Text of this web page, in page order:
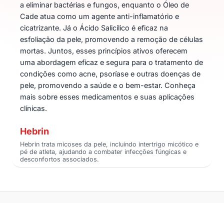
a eliminar bactérias e fungos, enquanto o Óleo de
Cade atua como um agente anti-inflamatório e
cicatrizante. Já o Ácido Salicílico é eficaz na
esfoliação da pele, promovendo a remoção de células
mortas. Juntos, esses princípios ativos oferecem
uma abordagem eficaz e segura para o tratamento de
condições como acne, psoríase e outras doenças de
pele, promovendo a saúde e o bem-estar. Conheça
mais sobre esses medicamentos e suas aplicações
clínicas.
Hebrin
Hebrin trata micoses da pele, incluindo intertrigo micótico e
pé de atleta, ajudando a combater infecções fúngicas e
desconfortos associados.